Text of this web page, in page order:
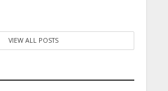
VIEW ALL POSTS